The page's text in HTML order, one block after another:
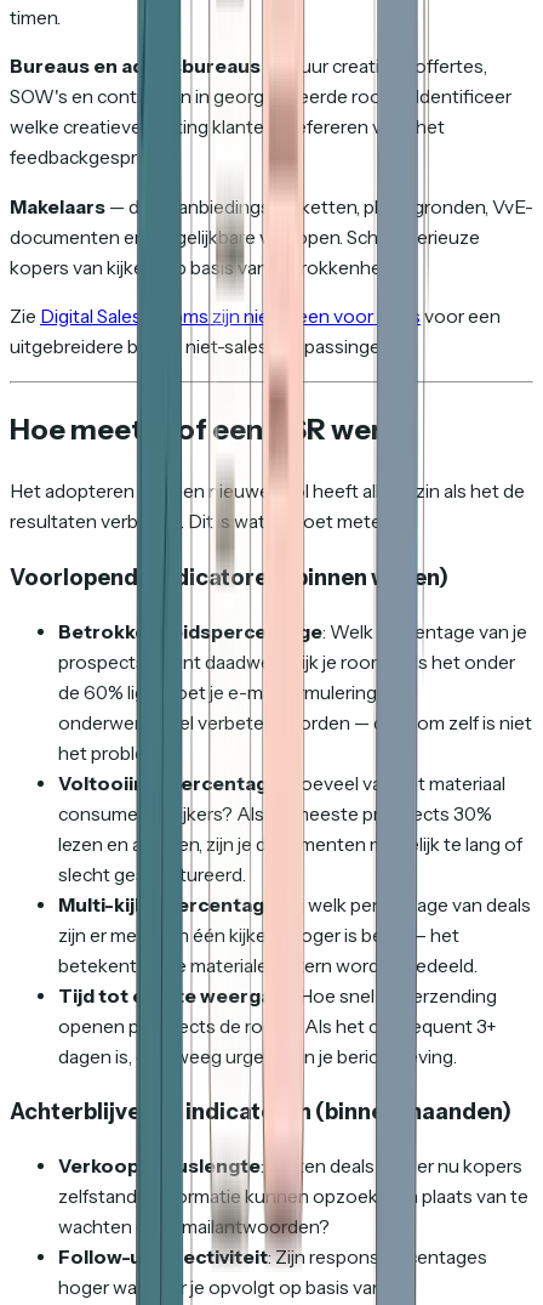
timen.
Bureaus en adviesbureaus — stuur creatieve offertes,
SOW's en contracten in georganiseerde rooms. Identificeer
welke creatieve richting klanten prefereren vóór het
feedbackgesprek.
Makelaars — deel aanbiedingspakketten, plattegronden, VvE-
documenten en vergelijkbare verkopen. Scheid serieuze
kopers van kijkers op basis van betrokkenheid.
Zie Digital Sales Rooms zijn niet alleen voor sales voor een
uitgebreidere blik op niet-sales-toepassingen.
Hoe meet je of een DSR werkt
Het adopteren van een nieuwe tool heeft alleen zin als het de
resultaten verbetert. Dit is wat je moet meten.
Voorlopende indicatoren (binnen weken)
Betrokkenheidspercentage: Welk percentage van je
prospects opent daadwerkelijk je room? Als het onder
de 60% ligt, moet je e-mailformulering of
onderwerpregel verbeterd worden — de room zelf is niet
het probleem.
Voltooiingspercentage
: Hoeveel van het materiaal
consumeren kijkers? Als de meeste prospects 30%
lezen en afhaken, zijn je documenten mogelijk te lang of
slecht gestructureerd.
Multi-kijkerpercentage
: Bij welk percentage van deals
zijn er meer dan één kijker? Hoger is beter — het
betekent dat je materialen intern worden gedeeld.
Tijd tot eerste weergave
: Hoe snel na verzending
openen prospects de room? Als het consequent 3+
dagen is, overweeg urgentie in je berichtgeving.
Achterblijvende indicatoren (binnen maanden)
Verkoopcycluslengte: Sluiten deals sneller nu kopers
zelfstandig informatie kunnen opzoeken in plaats van te
wachten op e-mailantwoorden?
Follow-upeffectiviteit: Zijn responspercentages
hoger wanneer je opvolgt op basis van